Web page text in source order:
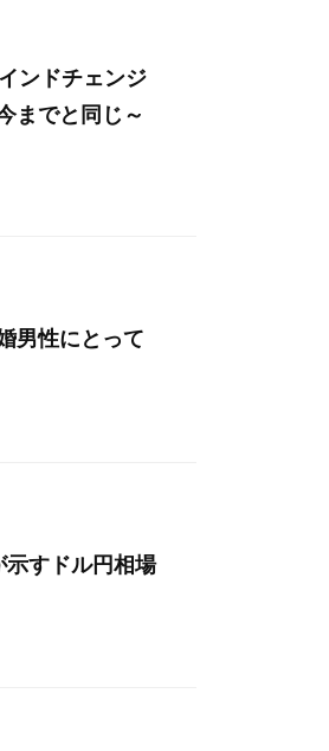
ンドチェンジ
までと同じ～
男性にとって
すドル円相場